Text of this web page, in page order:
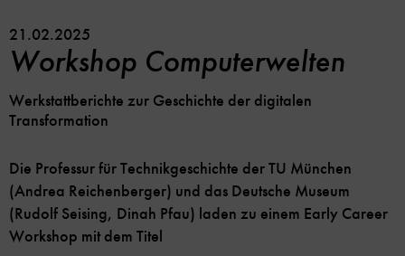
21.02.2025
Workshop Computerwelten
Werkstattberichte zur Geschichte der digitalen
Transformation
Die Professur für Technikgeschichte der TU München
(Andrea Reichenberger) und das Deutsche Museum
(Rudolf Seising, Dinah Pfau) laden zu einem Early Career
Workshop mit dem Titel